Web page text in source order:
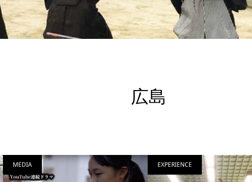
広島
MEDIA EXPERIENCE